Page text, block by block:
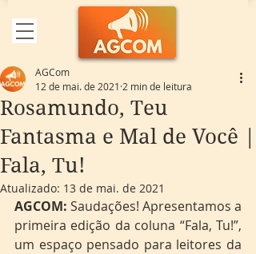
Rosamundo, Teu
Fantasma e Mal de Você |
Fala, Tu!
AGCom
12 de mai. de 2021 2 min de leitura
Atualizado: 13 de mai. de 2021
AGCOM: Saudações! Apresentamos a
primeira edição da coluna “Fala, Tu!”,
um espaço pensado para leitores da